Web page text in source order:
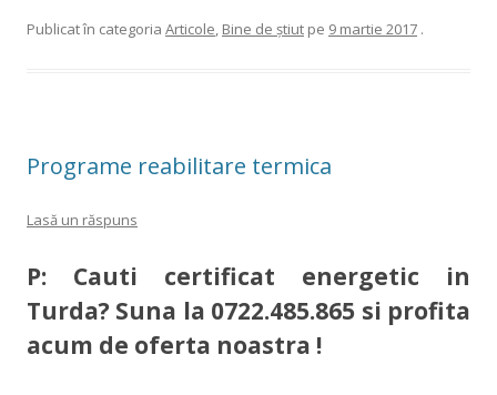
Publicat în categoria Articole, Bine de ştiut pe 9 martie 2017 .
Programe reabilitare termica
Lasă un răspuns
P: Cauti certificat energetic in
Turda? Suna la 0722.485.865 si profita
acum de oferta noastra !